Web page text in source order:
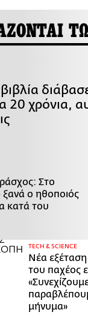
20 χρόνια,
Στο
ξανά ο ηθοποιός
κατά του
ΤECH & SCIENCE
Νέα εξέταση
του παχέος
μήνυμα»